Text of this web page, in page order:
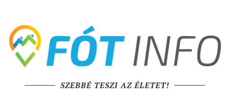
SZEBBÉ TESZI AZ ÉLETET!